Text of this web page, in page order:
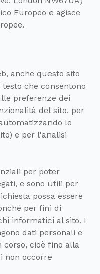
Europeo e agisce
anche questo sito
che consentono
preferenze dei
del sito, per
le
e per l'analisi
per poter
e sono utili per
possa essere
per fini di
informatici al sito. I
dati personali e
corso, cioè fino alla
non occorre